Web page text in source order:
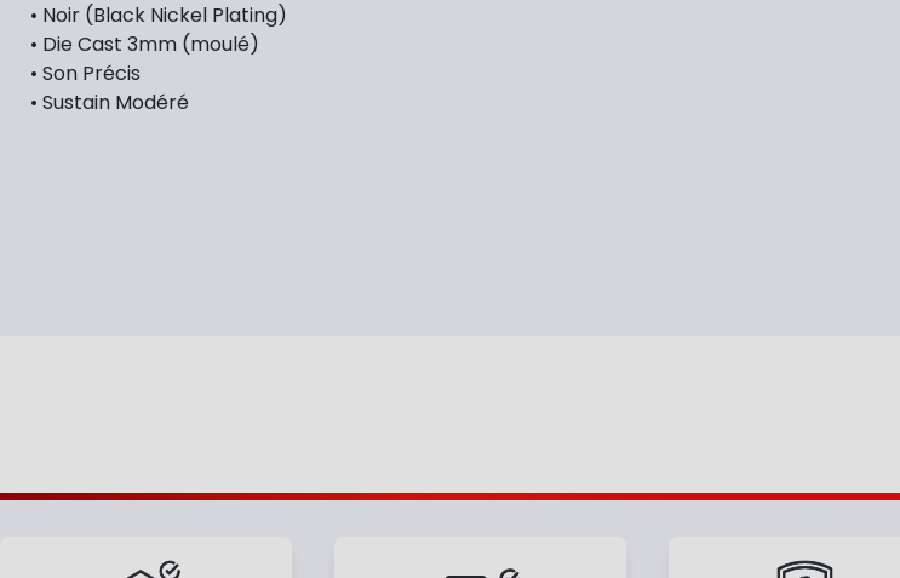
• Noir (Black Nickel Plating)
• Die Cast 3mm (moulé)
• Son Précis
• Sustain Modéré